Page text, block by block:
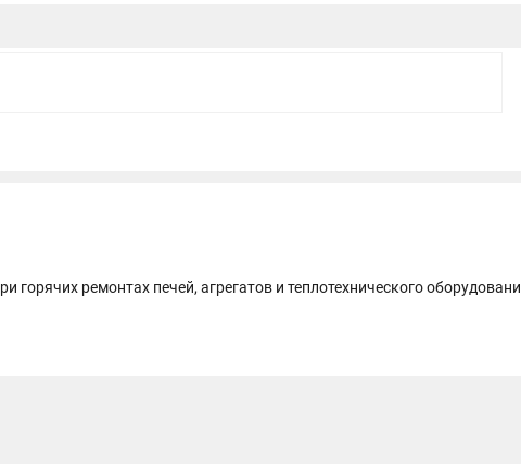
ремонтах печей, агрегатов и теплотехнического